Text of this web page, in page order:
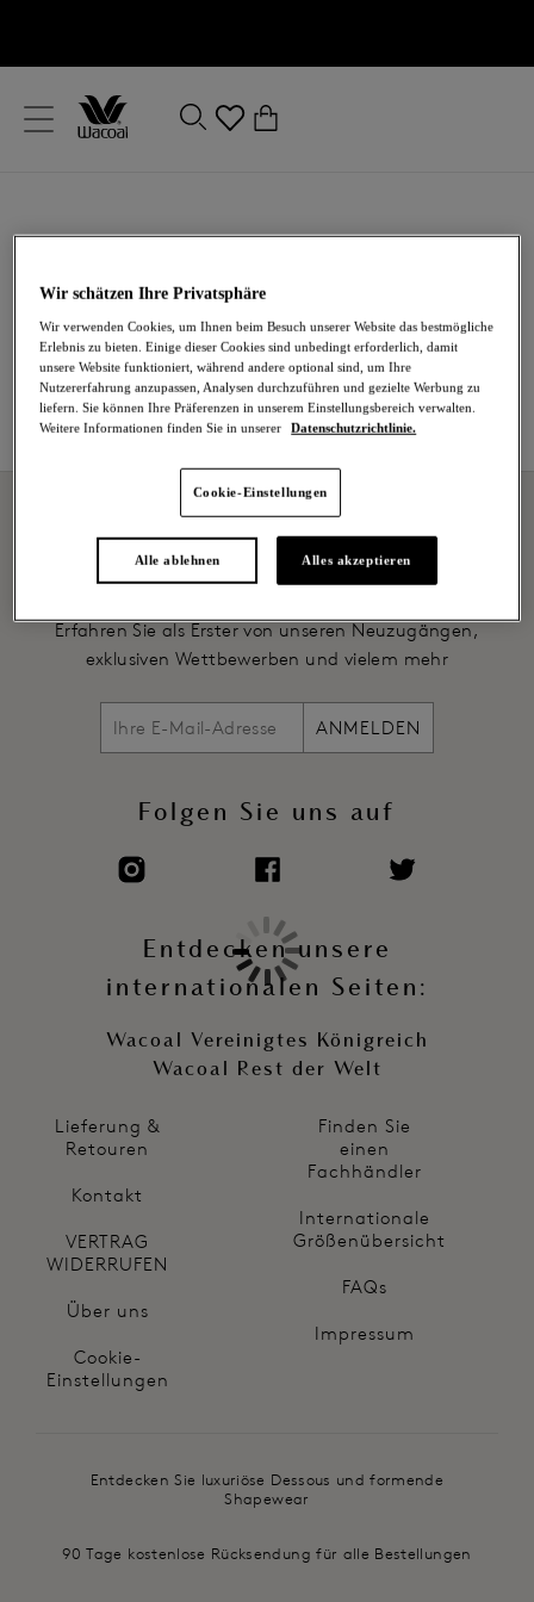
Schließen
Ihr Land
Wunschliste
Wenn Sie ein Kundenkonto bei uns besitzen, melden Sie
sich bitte an, um sicherzustellen, dass die gewünschten
Artikel gespeichert werden.
Lieferung &
Retouren
Kontakt
VERTRAG
WIDERRUFEN
Über uns
Cookie-
Einstellungen
Bleiben Sie auf dem Laufenden
Melden Sie sich unten an, um E-Mails von Wacoal &
Erfahren Sie als Erster von unseren Neuzugängen,
exklusiven Wettbewerben und vielem mehr
ANMELDEN
Folgen Sie uns auf
Entdecken unsere
internationalen Seiten:
Wacoal Vereinigtes Königreich
Wacoal Rest der Welt
Finden Sie
einen
Fachhändler
Internationale
Größenübersicht
FAQs
Impressum
Entdecken Sie luxuriöse Dessous und formende
Shapewear
90 Tage kostenlose Rücksendung für alle Bestellungen
Wir schätzen Ihre Privatsphäre
Wir verwenden Cookies, um Ihnen beim Besuch unserer Website das bestmögliche
Erlebnis zu bieten. Einige dieser Cookies sind unbedingt erforderlich, damit
unsere Website funktioniert, während andere optional sind, um Ihre
Nutzererfahrung anzupassen, Analysen durchzuführen und gezielte Werbung zu
liefern. Sie können Ihre Präferenzen in unserem Einstellungsbereich verwalten.
Weitere Informationen finden Sie in unserer
Datenschutzrichtlinie.
Cookie-Einstellungen
Alle ablehnen Alles akzeptieren